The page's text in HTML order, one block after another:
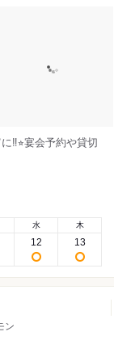
‼︎⭐︎宴会予約や貸切
水
12
木
13
ン